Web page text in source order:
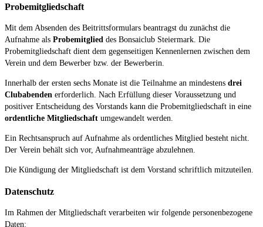
Probemitgliedschaft
Mit dem Absenden des Beitrittsformulars beantragst du zunächst die
Aufnahme als Probemitglied des Bonsaiclub Steiermark. Die
Probemitgliedschaft dient dem gegenseitigen Kennenlernen zwischen dem
Verein und dem Bewerber bzw. der Bewerberin.
Innerhalb der ersten sechs Monate ist die Teilnahme an mindestens drei
Clubabenden erforderlich. Nach Erfüllung dieser Voraussetzung und
positiver Entscheidung des Vorstands kann die Probemitgliedschaft in eine
ordentliche Mitgliedschaft umgewandelt werden.
Ein Rechtsanspruch auf Aufnahme als ordentliches Mitglied besteht nicht.
Der Verein behält sich vor, Aufnahmeanträge abzulehnen.
Die Kündigung der Mitgliedschaft ist dem Vorstand schriftlich mitzuteilen.
Datenschutz
Im Rahmen der Mitgliedschaft verarbeiten wir folgende personenbezogene
Daten: